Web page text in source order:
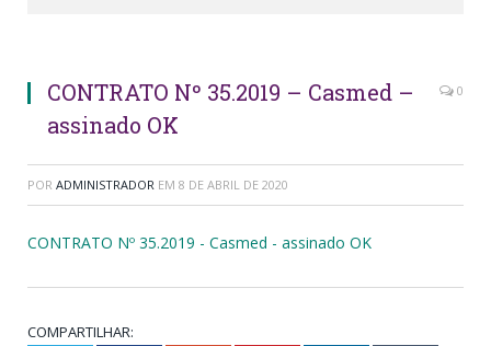
CONTRATO Nº 35.2019 – Casmed –
assinado OK
0
POR ADMINISTRADOR EM 8 DE ABRIL DE 2020
CONTRATO Nº 35.2019 - Casmed - assinado OK
COMPARTILHAR: